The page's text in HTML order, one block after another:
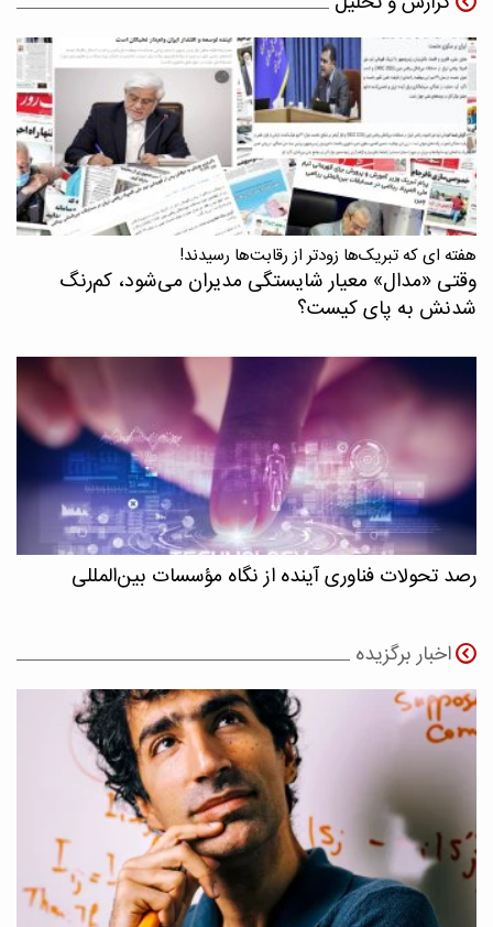
هفته ای که تبریک‌ها زودتر از رقابت‌ها رسیدند!
وقتی «مدال‌» معیار شایستگی مدیران می‌شود، کم‌رنگ
شدنش به پای کیست؟
رصد تحولات فناوری آینده از نگاه مؤسسات بین‌المللی
اخبار برگزیده